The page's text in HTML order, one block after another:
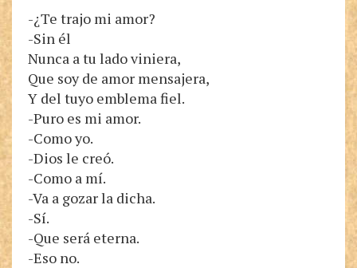
-¿Te trajo mi amor?
-Sin él
Nunca a tu lado viniera,
Que soy de amor mensajera,
Y del tuyo emblema fiel.
-Puro es mi amor.
-Como yo.
-Dios le creó.
-Como a mí.
-Va a gozar la dicha.
-Sí.
-Que será eterna.
-Eso no.